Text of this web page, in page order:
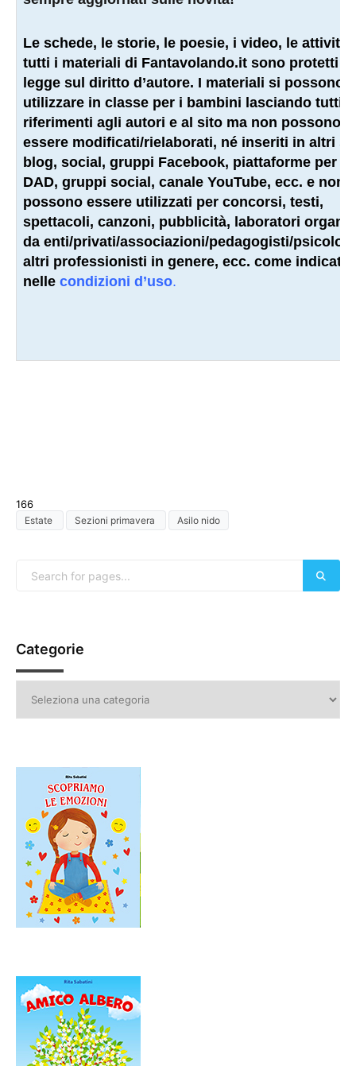
Le schede, le storie, le poesie, i video, le attività
tutti i materiali di Fantavolando.it sono protetti
legge sul diritto d’autore. I materiali si possono
utilizzare in classe per i bambini lasciando tutti i
riferimenti agli autori e al sito ma non possono
essere modificati/rielaborati, né inseriti in altri
blog, social, gruppi Facebook, piattaforme per la
DAD, gruppi social, canale YouTube, ecc. e non
possono essere utilizzati per concorsi, testi,
spettacoli, canzoni, pubblicità, laboratori
da enti/privati/associazioni/pedagogisti/
altri professionisti in genere, ecc. come indicato
nelle condizioni d’uso.
166
Estate Sezioni primavera Asilo nido
Categorie